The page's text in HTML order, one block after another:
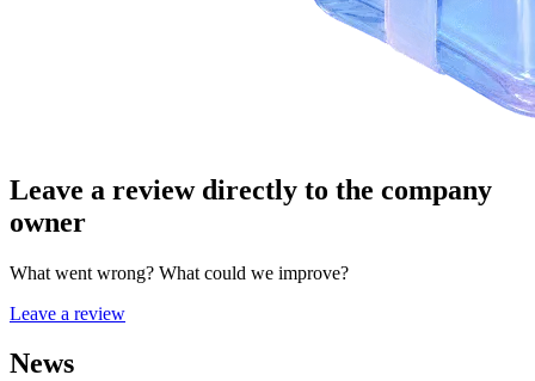
Leave a review directly to the company
owner
What went wrong? What could we improve?
Leave a review
News